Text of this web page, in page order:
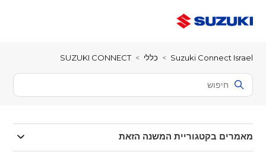
Suzuki Connect Israel כללי SUZUKI CONNECT
מאמרים בקטגוריית המשנה הזאת